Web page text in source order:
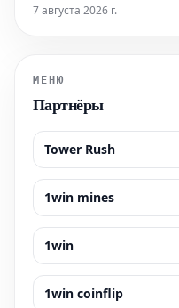
учитывая потенциал обеих
7 августа 2026 г.
МЕНЮ
Партнёры
Tower Rush
1win mines
1win
1win coinflip